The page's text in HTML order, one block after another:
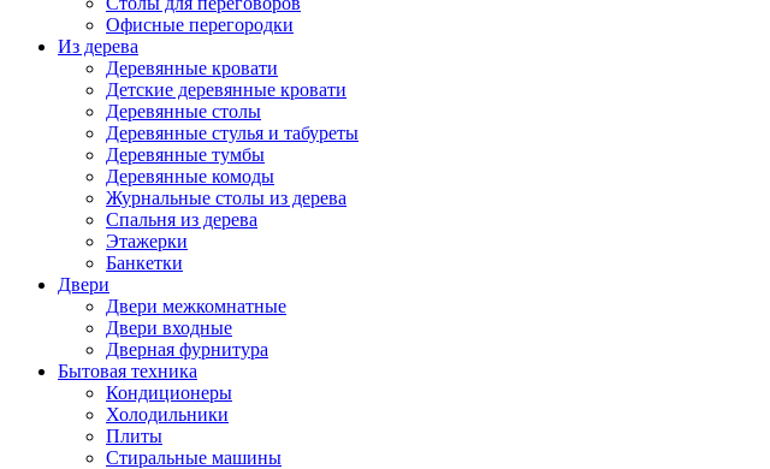
Офисные перегородки
Из дерева
Деревянные кровати
Детские деревянные кровати
Деревянные столы
Деревянные стулья и табуреты
Деревянные тумбы
Деревянные комоды
Журнальные столы из дерева
Спальня из дерева
Этажерки
Банкетки
Двери
Двери межкомнатные
Двери входные
Дверная фурнитура
Бытовая техника
Кондиционеры
Холодильники
Плиты
Стиральные машины